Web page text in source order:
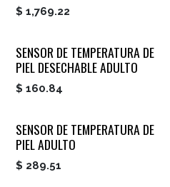
$ 1,769.22
SENSOR DE TEMPERATURA DE
PIEL DESECHABLE ADULTO
$ 160.84
SENSOR DE TEMPERATURA DE
PIEL ADULTO
$ 289.51